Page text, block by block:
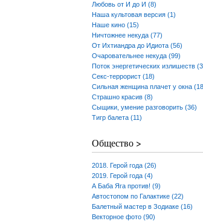
Любовь от И до И (8)
Наша культовая версия (1)
Наше кино (15)
Ничтожнее некуда (77)
От Ихтиандра до Идиота (56)
Очаровательнее некуда (99)
Поток энергетических излишеств
Секс-террорист (18)
Сильная женщина плачет у окна
Страшно красив (8)
Сыщики, умение разговорить (36)
Тигр балета (11)
Общество >
2018. Герой года (26)
2019. Герой года (4)
А Баба Яга против! (9)
Автостопом по Галактике (22)
Балетный мастер в Зодиаке (16)
Векторное фото (90)